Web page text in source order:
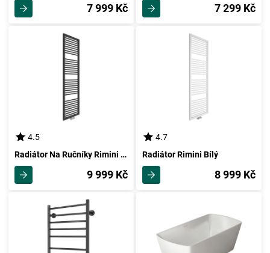
7 999 Kč 7 299 Kč
4.5
Radiátor Na Ručníky Rimini Antracitový
9 999 Kč
4.7
Radiátor Rimini Bílý
8 999 Kč